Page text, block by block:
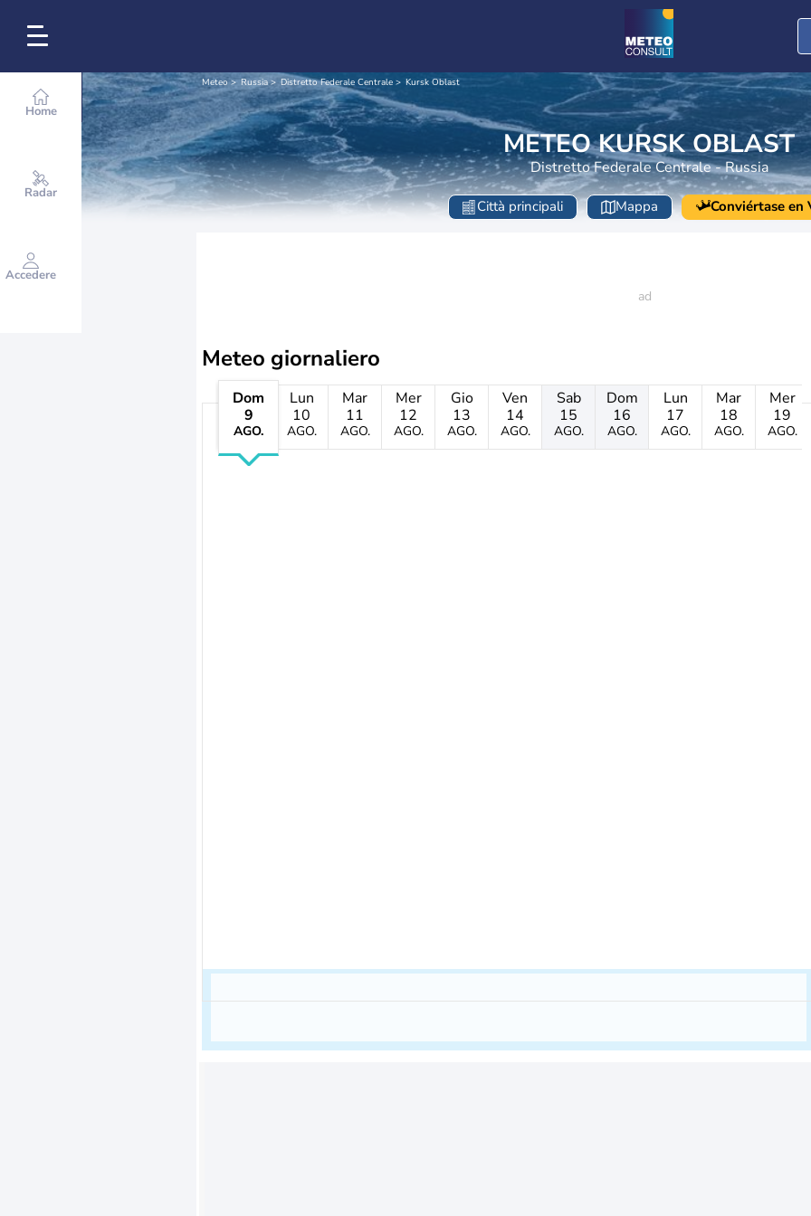
Home
Radar
Accedere
Meteo Russia Distretto Federale Centrale Kursk Oblast
METEO KURSK OBLAST
Distretto Federale Centrale - Russia
Città principali Mappa Conviértase en
Meteo giornaliero
Dom
9
AGO.
Lun
10
AGO.
Mar
11
AGO.
Mer
12
AGO.
Gio
13
AGO.
Ven
14
AGO.
Sab
15
AGO.
Dom
16
AGO.
Lun
17
AGO.
Mar
18
AGO.
Mer
19
AGO.